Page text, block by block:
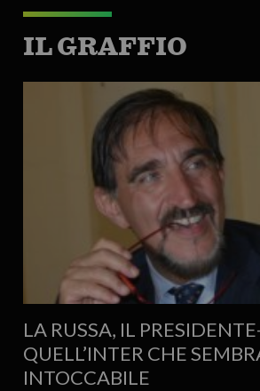
IL GRAFFIO
LA RUSSA, IL
QUELL’INTER CHE
INTOCCABILE